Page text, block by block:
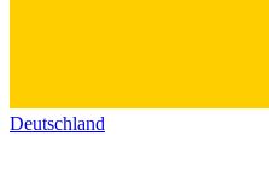
Deutschland